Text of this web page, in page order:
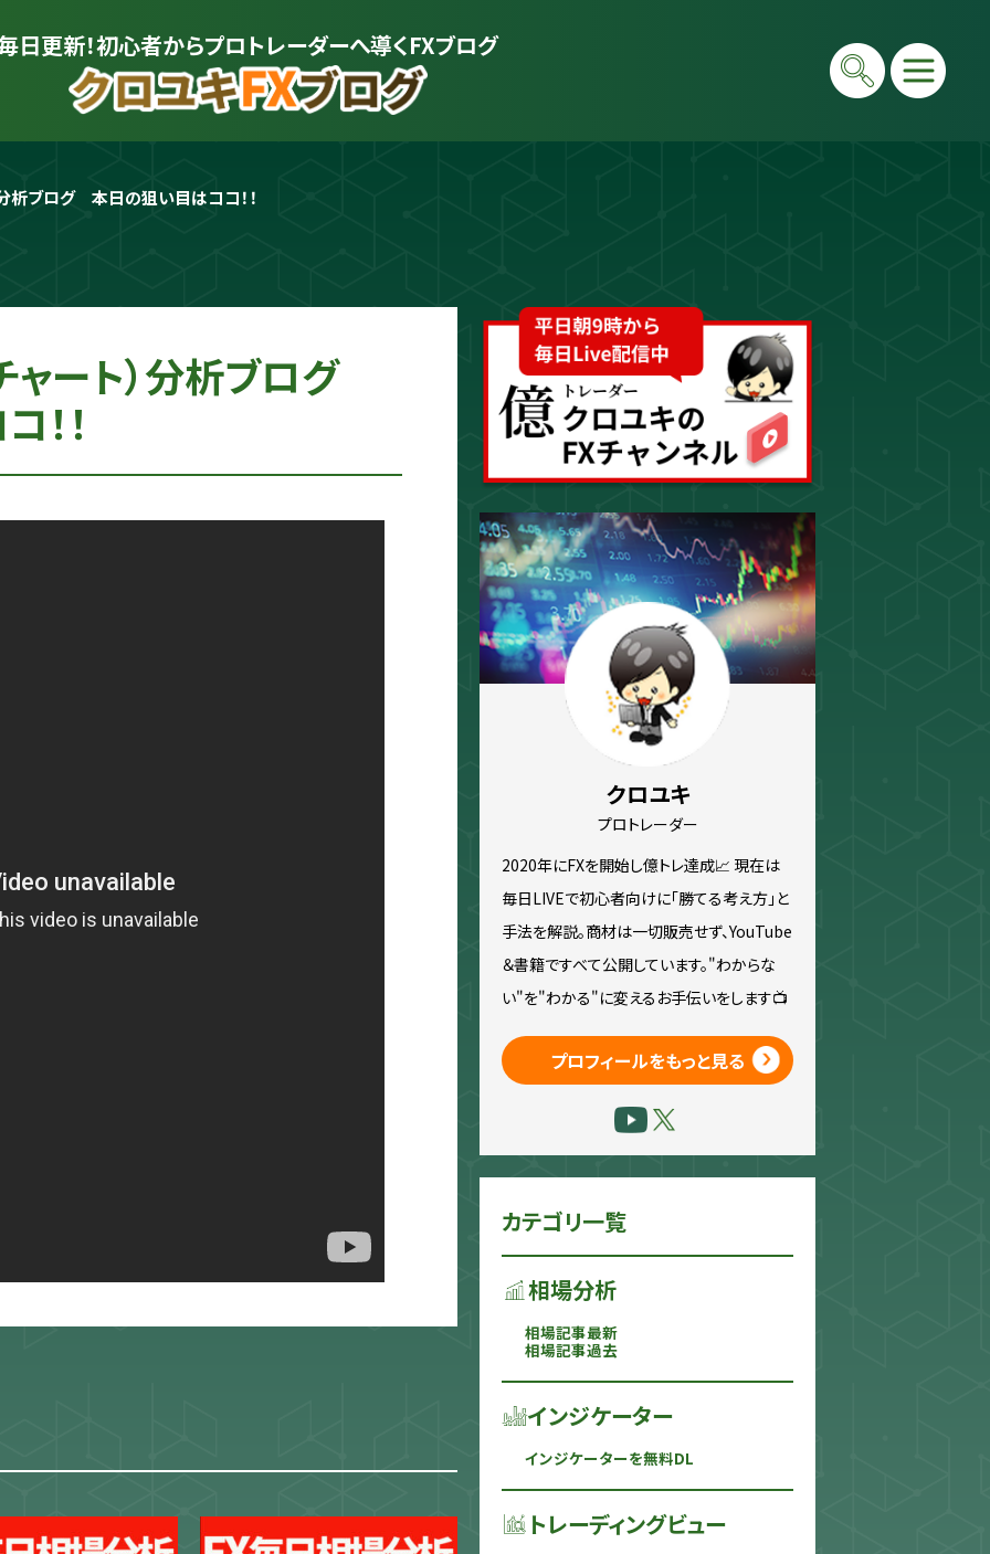
日更新！初心者からプロトレーダーへ導くFXブログ
プロトレーダー
を解説。商材は一切販売せず、YouTube＆書籍ですべて公開しています。"わからない"を"わ
かる"に変えるお手伝いをします📺
TradingView スキャルピング トレード資料
析ブログ　本日の狙い目はココ！！
ート）分析ブログ
！
クロユキ
プロトレーダー
2020年にFXを開始し億トレ達成📈 現在は
毎日LIVEで初心者向けに「勝てる考え方」と
手法を解説。商材は一切販売せず、YouTube
＆書籍ですべて公開しています。"わからな
い"を"わかる"に変えるお手伝いをします📺
プロフィールをもっと見る
カテゴリ一覧
相場分析
相場記事最新
相場記事過去
インジケーター
インジケーターを無料DL
トレーディングビュー